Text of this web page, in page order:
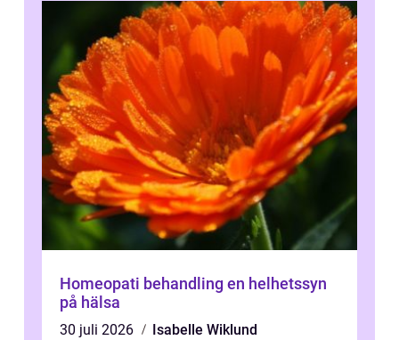
Homeopati behandling en helhetssyn
på hälsa
30 juli 2026
Isabelle Wiklund